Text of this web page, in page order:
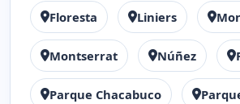
Floresta Liniers
Montserrat Núñez
Parque Chacabuco